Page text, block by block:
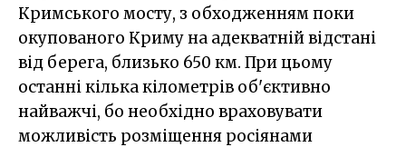
Кримського мосту, з обходженням поки
окупованого Криму на адекватній відстані
від берега, близько 650 км. При цьому
останні кілька кілометрів об'єктивно
найважчі, бо необхідно враховувати
можливість розміщення росіянами